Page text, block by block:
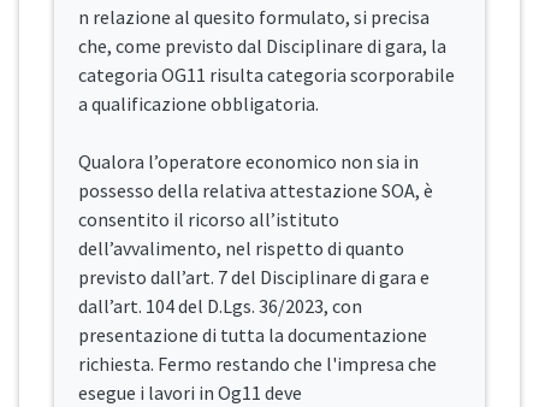
n relazione al quesito formulato, si precisa
che, come previsto dal Disciplinare di gara, la
categoria OG11 risulta categoria scorporabile
a qualificazione obbligatoria.
Qualora l’operatore economico non sia in
possesso della relativa attestazione SOA, è
consentito il ricorso all’istituto
dell’avvalimento, nel rispetto di quanto
previsto dall’art. 7 del Disciplinare di gara e
dall’art. 104 del D.Lgs. 36/2023, con
presentazione di tutta la documentazione
richiesta. Fermo restando che l'impresa che
esegue i lavori in Og11 deve